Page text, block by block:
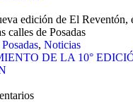
edición de El Reventón,
calles de Posadas
, Noticias